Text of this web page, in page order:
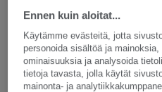
Katso
Ennen kuin aloitat...
Käytämme evästeitä, jotta
personoida sisältöä ja
ominaisuuksia ja analysoida
tietoja tavasta, jolla käytät
mainonta- ja